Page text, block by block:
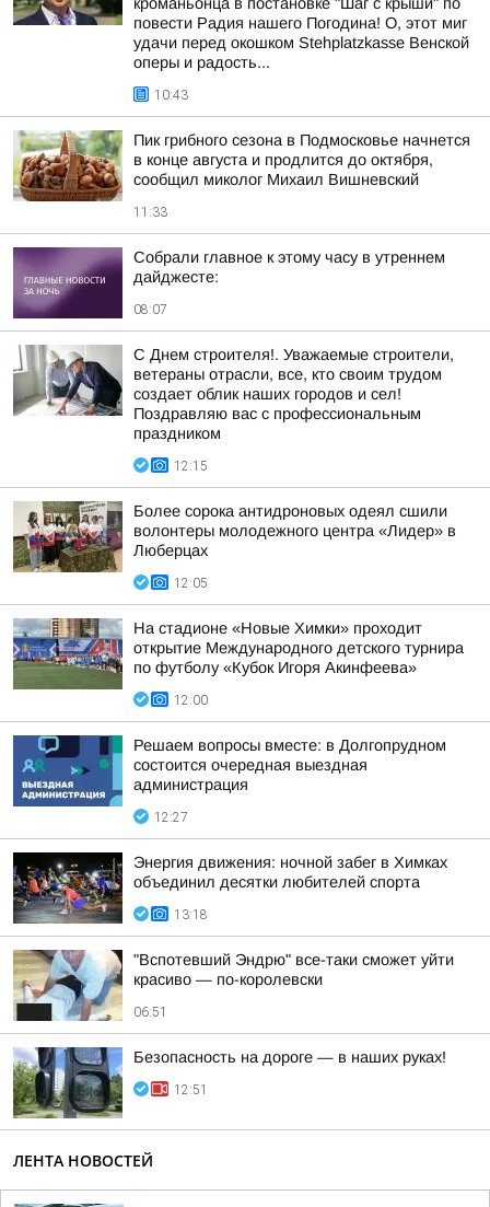
повести Радия нашего Погодина! О, этот миг
удачи перед окошком Stehplatzkasse Венской
оперы и радость...
10:43
Пик грибного сезона в Подмосковье начнется
в конце августа и продлится до октября,
сообщил миколог Михаил Вишневский
11:33
Собрали главное к этому часу в утреннем
дайджесте:
08:07
С Днем строителя!. Уважаемые строители,
ветераны отрасли, все, кто своим трудом
создает облик наших городов и сел!
Поздравляю вас с профессиональным
праздником
12:15
Более сорока антидроновых одеял сшили
волонтеры молодежного центра «Лидер» в
Люберцах
12:05
На стадионе «Новые Химки» проходит
открытие Международного детского турнира
по футболу «Кубок Игоря Акинфеева»
12:00
Решаем вопросы вместе: в Долгопрудном
состоится очередная выездная
администрация
12:27
Энергия движения: ночной забег в Химках
объединил десятки любителей спорта
13:18
"Вспотевший Эндрю" все-таки сможет уйти
красиво — по-королевски
06:51
Безопасность на дороге — в наших руках!
12:51
ЛЕНТА НОВОСТЕЙ